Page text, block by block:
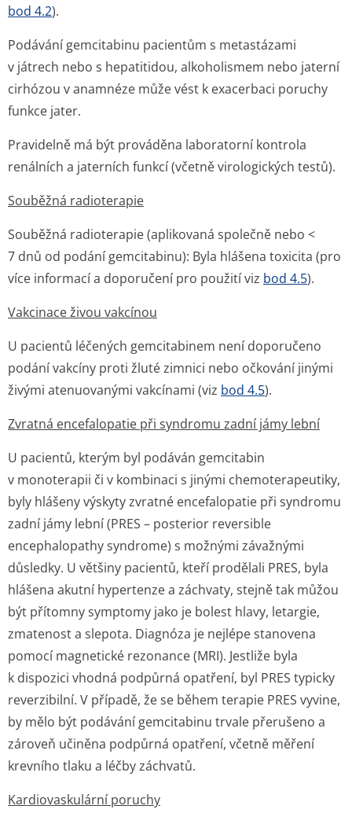
bod 4.2).
Podávání gemcitabinu pacientům s metastázami
v játrech nebo s hepatitidou, alkoholismem nebo jaterní
cirhózou v anamnéze může vést k exacerbaci poruchy
funkce jater.
Pravidelně má být prováděna laboratorní kontrola
renálních a jaterních funkcí (včetně virologických testů).
Souběžná radioterapie
Souběžná radioterapie (aplikovaná společně nebo <
7 dnů od podání gemcitabinu): Byla hlášena toxicita (pro
více informací a doporučení pro použití viz bod 4.5).
Vakcinace živou vakcínou
U pacientů léčených gemcitabinem není doporučeno
podání vakcíny proti žluté zimnici nebo očkování jinými
živými atenuovanými vakcínami (viz bod 4.5).
Zvratná encefalopatie při syndromu zadní jámy lební
U pacientů, kterým byl podáván gemcitabin
v monoterapii či v kombinaci s jinými chemoterapeutiky,
byly hlášeny výskyty zvratné encefalopatie při syndromu
zadní jámy lební (PRES – posterior reversible
encephalopathy syndrome) s možnými závažnými
důsledky. U většiny pacientů, kteří prodělali PRES, byla
hlášena akutní hypertenze a záchvaty, stejně tak můžou
být přítomny symptomy jako je bolest hlavy, letargie,
zmatenost a slepota. Diagnóza je nejlépe stanovena
pomocí magnetické rezonance (MRI). Jestliže byla
k dispozici vhodná podpůrná opatření, byl PRES typicky
reverzibilní. V případě, že se během terapie PRES vyvine,
by mělo být podávání gemcitabinu trvale přerušeno a
zároveň učiněna podpůrná opatření, včetně měření
krevního tlaku a léčby záchvatů.
Kardiovaskulární poruchy